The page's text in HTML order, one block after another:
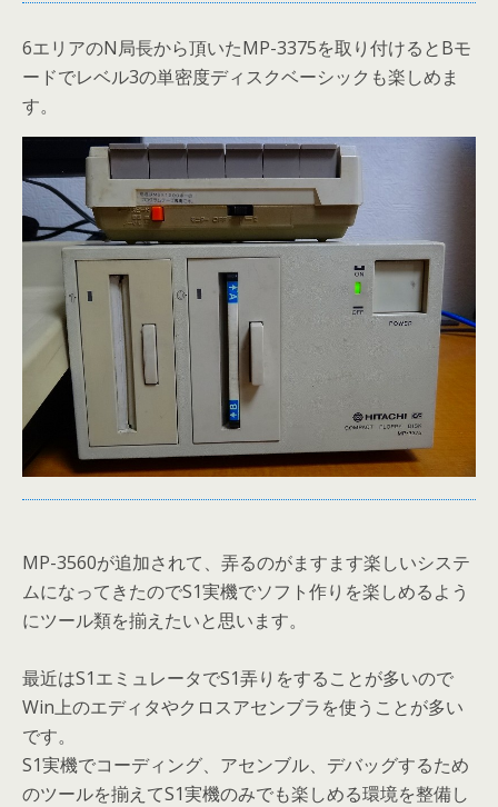
6エリアのN局長から頂いたMP-3375を取り付けるとBモ
ードでレベル3の単密度ディスクベーシックも楽しめま
す。
MP-3560が追加されて、弄るのがますます楽しいシステ
ムになってきたのでS1実機でソフト作りを楽しめるよう
にツール類を揃えたいと思います。
最近はS1エミュレータでS1弄りをすることが多いので
Win上のエディタやクロスアセンブラを使うことが多い
です。
S1実機でコーディング、アセンブル、デバッグするため
のツールを揃えてS1実機のみでも楽しめる環境を整備し